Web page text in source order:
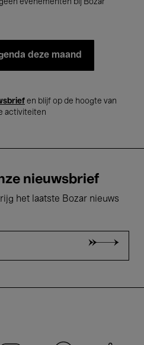
evenementen bij Bozar
deze maand
en blijf op de hoogte van
activiteiten
nieuwsbrief
het laatste Bozar nieuws